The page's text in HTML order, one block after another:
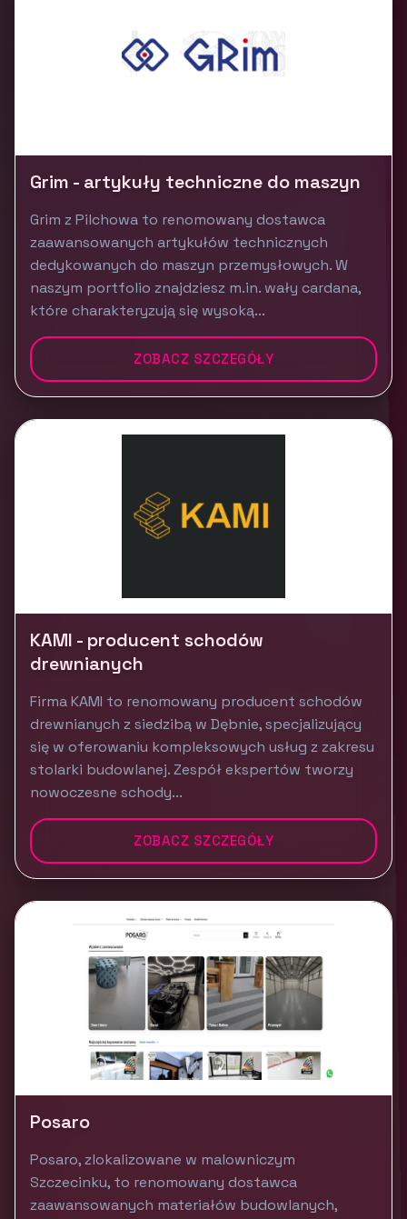
Grim - artykuły techniczne do maszyn
Grim z Pilchowa to renomowany dostawca
zaawansowanych artykułów technicznych
dedykowanych do maszyn przemysłowych. W
naszym portfolio znajdziesz m.in. wały cardana,
które charakteryzują się wysoką...
ZOBACZ SZCZEGÓŁY
KAMI - producent schodów
drewnianych
Firma KAMI to renomowany producent schodów
drewnianych z siedzibą w Dębnie, specjalizujący
się w oferowaniu kompleksowych usług z zakresu
stolarki budowlanej. Zespół ekspertów tworzy
nowoczesne schody...
ZOBACZ SZCZEGÓŁY
Posaro
Posaro, zlokalizowane w malowniczym
Szczecinku, to renomowany dostawca
zaawansowanych materiałów budowlanych,